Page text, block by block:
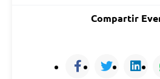
18/08/2026
Compartir